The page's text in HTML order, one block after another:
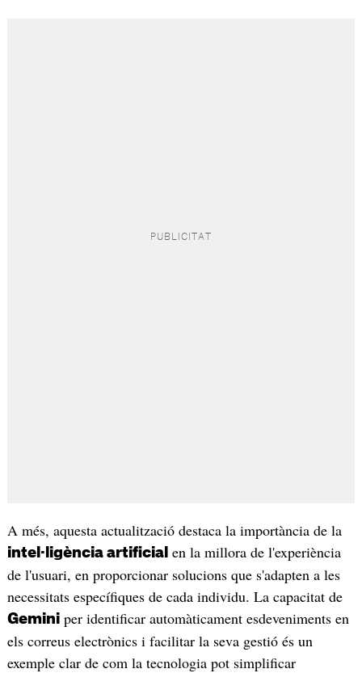
A més, aquesta actualització destaca la importància de la
intel·ligència artificial en la millora de l'experiència
de l'usuari, en proporcionar solucions que s'adapten a les
necessitats específiques de cada individu. La capacitat de
Geminiper identificar automàticament esdeveniments en
els correus electrònics i facilitar la seva gestió és un
exemple clar de com la tecnologia pot simplificar